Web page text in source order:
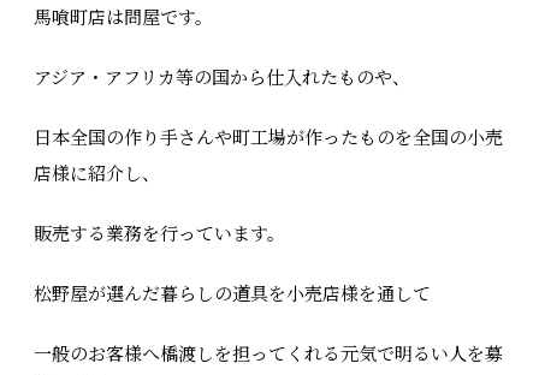
馬喰町店は問屋です。
アジア・アフリカ等の国から仕入れたものや、
日本全国の作り手さんや町工場が作ったものを全国の小売
店様に紹介し、
販売する業務を行っています。
松野屋が選んだ暮らしの道具を小売店様を通して
一般のお客様へ橋渡しを担ってくれる元気で明るい人を募